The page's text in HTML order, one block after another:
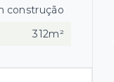
construção
312m²